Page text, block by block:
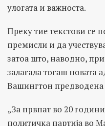
улогата и важноста.
Преку тие текстови се
премисли и да
затоа што, наводно,
залагала тогаш новата
Вашингтон
„За првпат во 20
политичка партија во